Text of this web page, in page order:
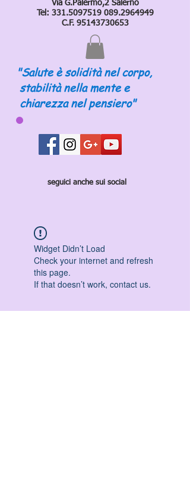
Via G.Palermo,2 Salerno
Tel: 331.5097519 089.2964949
C.F. 95143730653
"Salute è solidità nel corpo,
stabilità nella mente e
chiarezza nel pensiero"
seguici anche sui social
Widget Didn’t Load
Check your internet and refresh
this page.
If that doesn’t work, contact us.